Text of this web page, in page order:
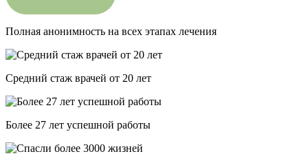
Полная анонимность на всех этапах лечения
Средний стаж врачей от 20 лет
Более 27 лет успешной работы